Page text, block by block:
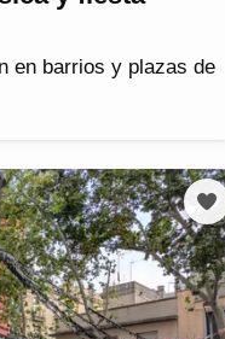
en barrios y plazas de